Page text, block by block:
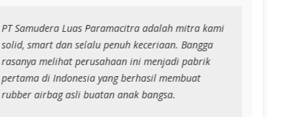
PT Samudera Luas Paramacitra adalah mitra kami
solid, smart dan selalu penuh keceriaan. Bangga
rasanya melihat perusahaan ini menjadi pabrik
pertama di Indonesia yang berhasil membuat
rubber airbag asli buatan anak bangsa.